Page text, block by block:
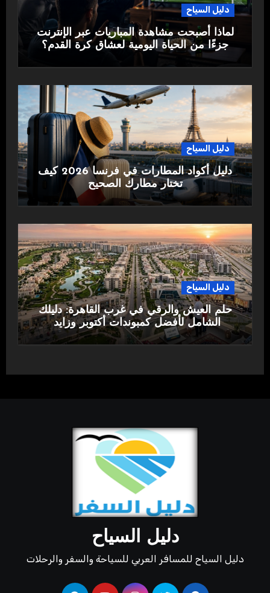
دليل السياح
لماذا أصبحت مشاهدة المباريات عبر الإنترنت
جزءًا من الحياة اليومية لعشاق كرة القدم؟
دليل السياح
دليل أكواد المطارات في فرنسا 2026 كيف
تختار مطارك الصحيح
دليل السياح
حلم العيش والرقي في غرب القاهرة: دليلك
الشامل لأفضل كمبوندات أكتوبر وزايد
دليل السياح
دليل السياح للمسافر العربي للسياحة والسفر والرحلات